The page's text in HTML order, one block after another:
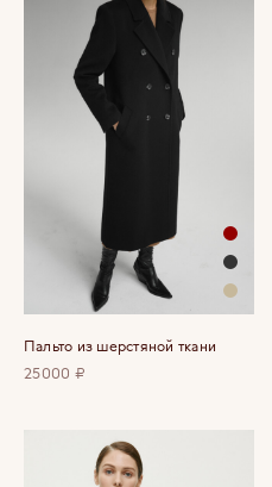
Пальто из шерстяной ткани
25000 ₽